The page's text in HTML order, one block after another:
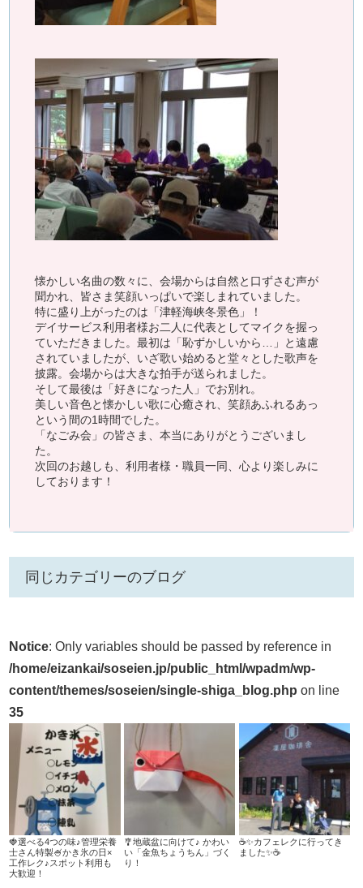
懐かしい名曲の数々に、会場からは自然と口ずさむ声が
聞かれ、皆さま笑顔いっぱいで楽しまれていました。
特に盛り上がったのは「津軽海峡冬景色」！
デイサービス利用者様お二人に代表としてマイクを握っ
ていただきました。最初は「恥ずかしいから…」と遠慮
されていましたが、いざ歌い始めると堂々とした歌声を
披露。会場からは大きな拍手が送られました。
そして最後は「好きになった人」でお別れ。
美しい音色と懐かしい歌に心癒され、笑顔あふれるあっ
という間の1時間でした。
「なごみ会」の皆さま、本当にありがとうございまし
た。
次回のお越しも、利用者様・職員一同、心より楽しみに
しております！
同じカテゴリーのブログ
Notice: Only variables should be passed by reference in
/home/eizankai/soseien.jp/public_html/wpadm/wp-
content/themes/soseien/single-shiga_blog.php on line
35
🍓選べる4つの味♪管理栄養
士さん特製🍧かき氷の日×
工作レク♪スポット利用も
大歓迎！
🎐地蔵盆に向けて♪ かわい
い「金魚ちょうちん」づく
り！
☕✨カフェレクに行ってき
ました✨☕